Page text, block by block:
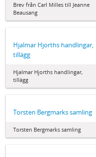
Brev från Carl Milles till Jeanne
Beausang
Hjalmar Hjorths handlingar,
tillägg
Hjalmar Hjorths handlingar,
tillägg
Torsten Bergmarks samling
Torsten Bergmarks samling